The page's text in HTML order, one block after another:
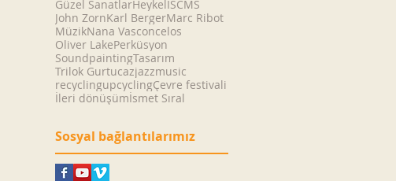
Güzel SanatlarHeykelISCMS
John ZornKarl BergerMarc Ribot
MüzikNana Vasconcelos
Oliver LakePerküsyon
SoundpaintingTasarım
Trilok Gurtucazjazzmusic
recyclingupcyclingÇevre festivali
İleri dönüşümİsmet Sıral
Sosyal bağlantılarımız